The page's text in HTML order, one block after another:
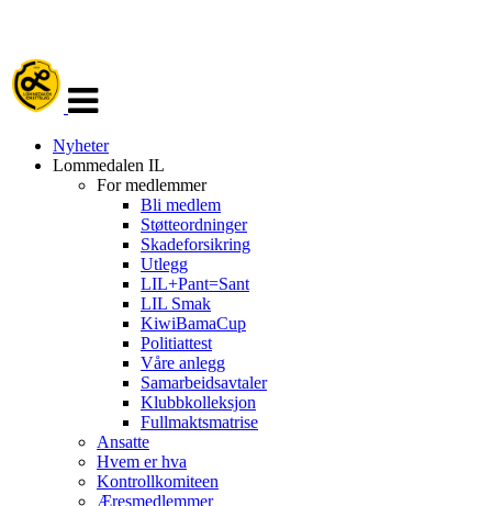
navigasjon
Nyheter
Lommedalen IL
For medlemmer
Bli medlem
Støtteordninger
Skadeforsikring
Utlegg
LIL+Pant=Sant
LIL Smak
KiwiBamaCup
Politiattest
Våre anlegg
Samarbeidsavtaler
Klubbkolleksjon
Fullmaktsmatrise
Ansatte
Hvem er hva
Kontrollkomiteen
Æresmedlemmer